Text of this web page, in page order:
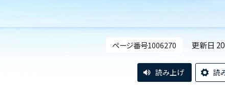
ページ番号1006270 更新日
読み上げ 読